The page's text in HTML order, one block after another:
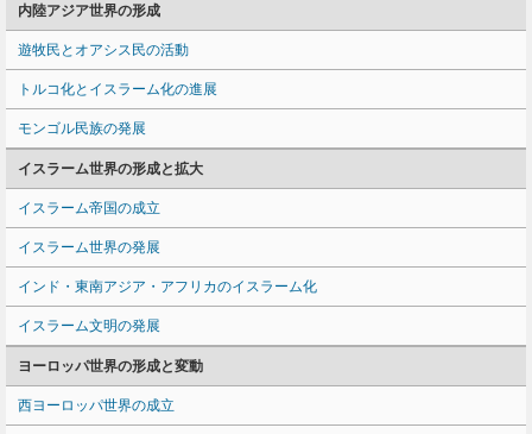
内陸アジア世界の形成
遊牧民とオアシス民の活動
トルコ化とイスラーム化の進展
モンゴル民族の発展
イスラーム世界の形成と拡大
イスラーム帝国の成立
イスラーム世界の発展
インド・東南アジア・アフリカのイスラーム化
イスラーム文明の発展
ヨーロッパ世界の形成と変動
西ヨーロッパ世界の成立